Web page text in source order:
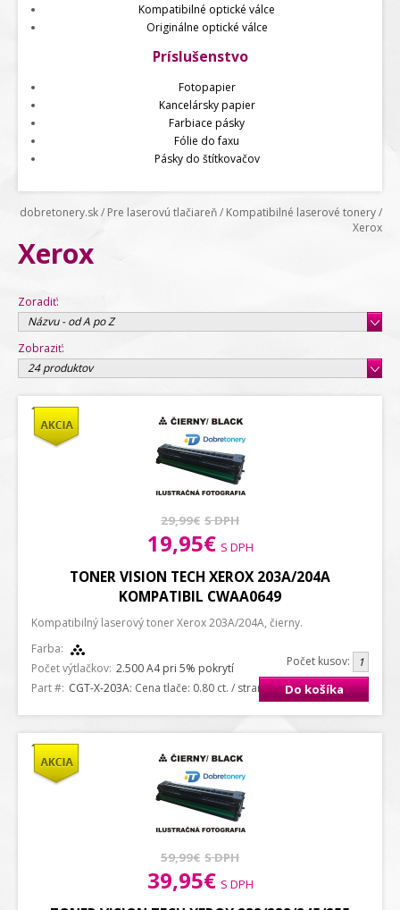
Kompatibilné optické válce
Originálne optické válce
Príslušenstvo
Fotopapier
Kancelársky papier
Farbiace pásky
Fólie do faxu
Pásky do štítkovačov
dobretonery.sk/ Pre laserovú tlačiareň/ Kompatibilné laserové tonery/
Xerox
Xerox
Zoradiť:
Názvu - od A po Z
Zobraziť:
24 produktov
29,99€ S DPH
19,95€ S DPH
Počet kusov:
Do košíka
TONER VISION TECH XEROX 203A/204A
KOMPATIBIL CWAA0649
Kompatibilný laserový toner Xerox 203A/204A, čierny.
Farba:
Počet výtlačkov: 2.500 A4 pri 5% pokrytí
Part #: CGT-X-203A: Cena tlače: 0.80 ct. / strana A4
59,99€ S DPH
39,95€ S DPH